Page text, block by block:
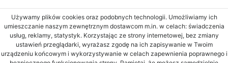
Używamy plików cookies oraz podobnych technologii. Umożliwiamy ich
umieszczanie naszym zewnętrznym dostawcom m.in. w celach: świadczenia
usług, reklamy, statystyk. Korzystając ze strony internetowej, bez zmiany
ustawień przeglądarki, wyrażasz zgodę na ich zapisywanie w Twoim
urządzeniu końcowym i wykorzystywanie w celach zapewnienia poprawnego i